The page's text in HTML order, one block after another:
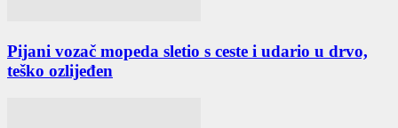
Pijani vozač mopeda sletio s ceste i udario u drvo,
teško ozlijeđen